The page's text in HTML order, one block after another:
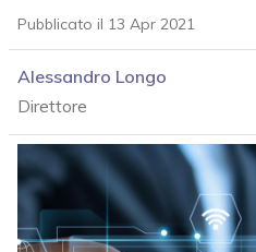
Pubblicato il 13 Apr 2021
Alessandro Longo
Direttore